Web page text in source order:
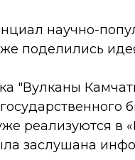
научно-
поделились
"Вулканы
реализуются в
заслушана